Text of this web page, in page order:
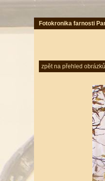
Fotokronika farnosti
zpět na přehled obrázků